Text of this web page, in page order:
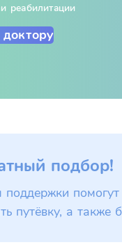
реабилитации
подбор!
поддержки
путёвку, а также